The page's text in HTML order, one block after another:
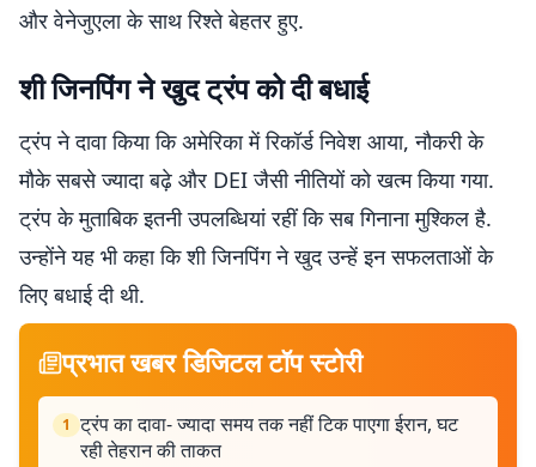
और वेनेजुएला के साथ रिश्ते बेहतर हुए.
शी जिनपिंग ने खुद ट्रंप को दी बधाई
ट्रंप ने दावा किया कि अमेरिका में रिकॉर्ड निवेश आया, नौकरी के
मौके सबसे ज्यादा बढ़े और DEI जैसी नीतियों को खत्म किया गया.
ट्रंप के मुताबिक इतनी उपलब्धियां रहीं कि सब गिनाना मुश्किल है.
उन्होंने यह भी कहा कि शी जिनपिंग ने खुद उन्हें इन सफलताओं के
लिए बधाई दी थी.
प्रभात खबर डिजिटल टॉप स्टोरी
1 ट्रंप का दावा- ज्यादा समय तक नहीं टिक पाएगा ईरान, घट
रही तेहरान की ताकत